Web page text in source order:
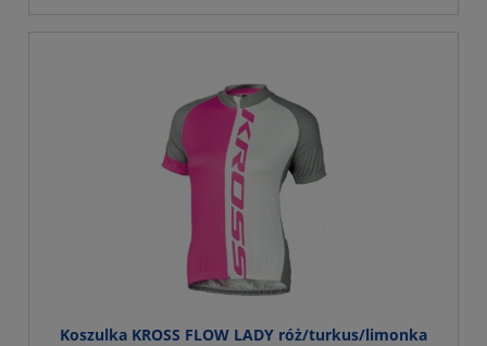
Koszulka KROSS FLOW LADY róż/turkus/limonka